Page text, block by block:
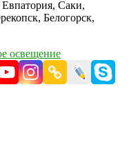
Саки,
Белогорск,
освещение